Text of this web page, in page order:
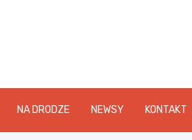
NA DRODZE NEWSY KONTAKT